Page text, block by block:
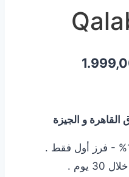
1.999,00 EGP.
و الجيزة
يوم .